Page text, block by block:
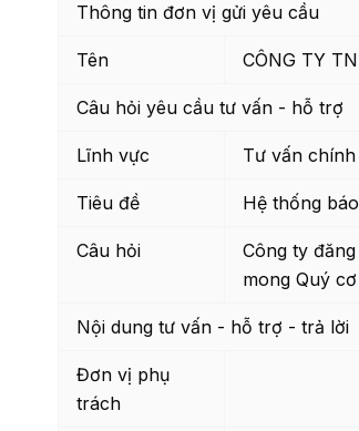
Thông tin đơn vị gửi yêu cầu
Tên CÔNG TY
Câu hỏi yêu cầu tư vấn - hỗ trợ
Lĩnh vực Tư vấn
Tiêu đề Hệ thống
Câu hỏi
Công ty
mong Quý
Nội dung tư vấn - hỗ trợ - trả lời
Đơn vị phụ
trách